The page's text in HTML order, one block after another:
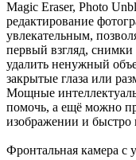
Magic Eraser, Photo
редактирование
увлекательным,
первый взгляд,
удалить ненужный
закрытые глаза или
Мощные
помочь, а ещё можно
изображении и быстро
Фронтальная камера